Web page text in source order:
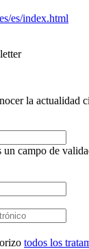
es/index.html
la actualidad
un campo de
todos los